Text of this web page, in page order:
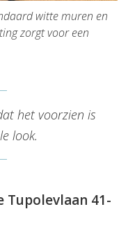
witte muren en
zorgt voor een
het voorzien is
look.
Tupolevlaan 41-